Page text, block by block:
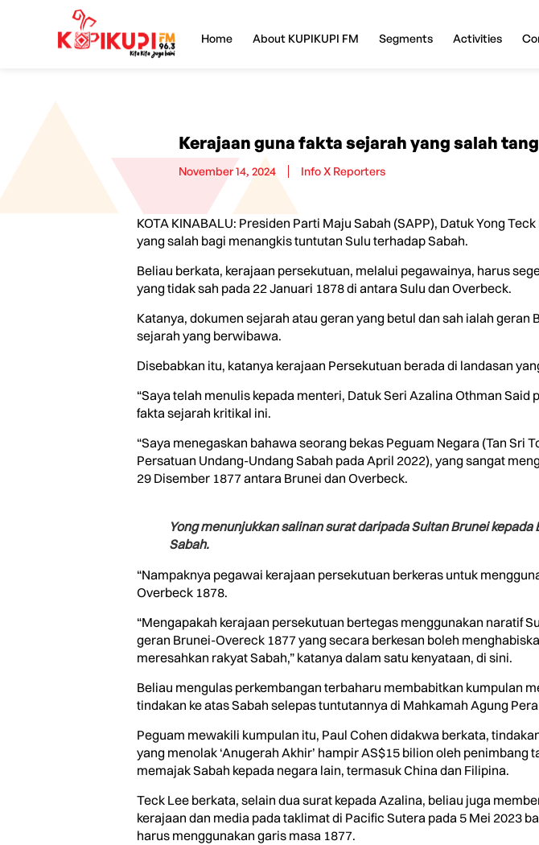
Home About KUPIKUPI FM Segments Activities
Kerajaan guna fakta sejarah yang salah
November 14, 2024 Info X Reporters
KOTA KINABALU: Presiden Parti Maju Sabah (SAPP), Datuk Yong
yang salah bagi menangkis tuntutan Sulu terhadap Sabah.
Beliau berkata, kerajaan persekutuan, melalui pegawainya, harus
yang tidak sah pada 22 Januari 1878 di antara Sulu dan Overbeck.
Katanya, dokumen sejarah atau geran yang betul dan sah ialah
sejarah yang berwibawa.
Disebabkan itu, katanya kerajaan Persekutuan berada di landasan
“Saya telah menulis kepada menteri, Datuk Seri Azalina Othman
fakta sejarah kritikal ini.
“Saya menegaskan bahawa seorang bekas Peguam Negara (Tan
Persatuan Undang-Undang Sabah pada April 2022), yang sangat
29 Disember 1877 antara Brunei dan Overbeck.
Yong menunjukkan salinan surat daripada Sultan Brunei
Sabah.
“Nampaknya pegawai kerajaan persekutuan berkeras untuk
Overbeck 1878.
“Mengapakah kerajaan persekutuan bertegas menggunakan naratif
geran Brunei-Overeck 1877 yang secara berkesan boleh
meresahkan rakyat Sabah,” katanya dalam satu kenyataan, di sini.
Beliau mengulas perkembangan terbaharu membabitkan kumpulan
tindakan ke atas Sabah selepas tuntutannya di Mahkamah Agung
Peguam mewakili kumpulan itu, Paul Cohen didakwa berkata,
yang menolak ‘Anugerah Akhir’ hampir AS$15 bilion oleh
memajak Sabah kepada negara lain, termasuk China dan Filipina.
Teck Lee berkata, selain dua surat kepada Azalina, beliau juga
kerajaan dan media pada taklimat di Pacific Sutera pada 5 Mei 2023
harus menggunakan garis masa 1877.